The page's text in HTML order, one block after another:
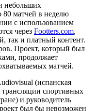
небольших
80 матчей в неделю
с использованием
через Footters.com,
так и платный контент.
Проект, который был
продолжает
матчей.
(испанская
спортивных
и руководитель
был бы невозможен